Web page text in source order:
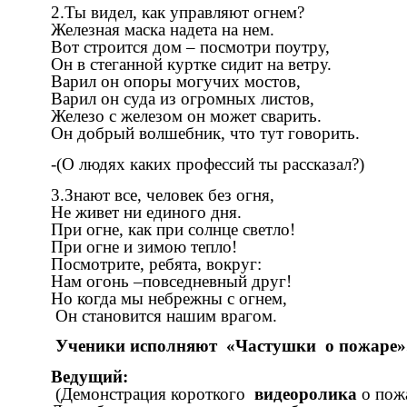
2.Ты видел, как управляют огнем?
Железная маска надета на нем.
Вот строится дом – посмотри поутру,
Он в стеганной куртке сидит на ветру.
Варил он опоры могучих мостов,
Варил он суда из огромных листов,
Железо с железом он может сварить.
Он добрый волшебник, что тут говорить.
-(О людях каких профессий ты рассказал?)
3.Знают все, человек без огня,
Не живет ни единого дня.
При огне, как при солнце светло!
При огне и зимою тепло!
Посмотрите, ребята, вокруг:
Нам огонь –повседневный друг!
Но когда мы небрежны с огнем,
Он становится нашим врагом.
Ученики исполняют «Частушки о
Ведущий:
(Демонстрация короткого видеоролика о